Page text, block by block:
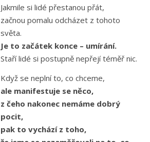
Jakmile si lidé přestanou přát,
začnou pomalu odcházet z tohoto
světa.
Je to začátek konce – umírání.
Staří lidé si postupně nepřejí téměř nic.
Když se neplní to, co chceme,
ale manifestuje se něco,
z čeho nakonec nemáme dobrý
pocit,
pak to vychází z toho,